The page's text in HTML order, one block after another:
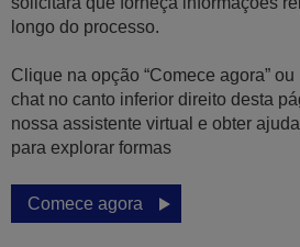
longo do processo.
Clique na opção “Comece agora”
chat no canto inferior direito desta
nossa assistente virtual e obter
para explorar formas
Comece agora